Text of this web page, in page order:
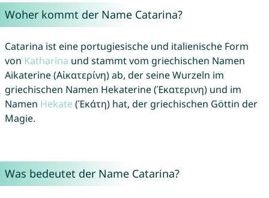
Woher kommt der Name Catarina?
Catarina ist eine portugiesische und italienische Form
von Katharina und stammt vom griechischen Namen
Aikaterine (Αἰκατερίνη) ab, der seine Wurzeln im
griechischen Namen Hekaterine (Ἑκατερινη) und im
Namen Hekate (Ἑκάτη) hat, der griechischen Göttin der
Magie.
Was bedeutet der Name Catarina?